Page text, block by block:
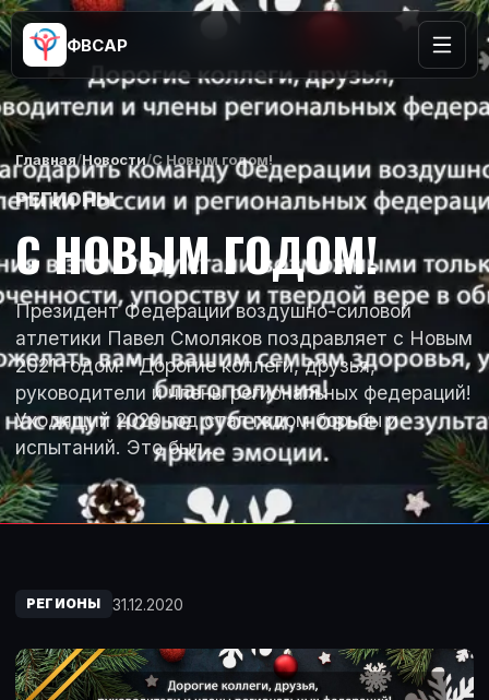
ФВСАР
Главная/Новости/С Новым годом!
РЕГИОНЫ
С НОВЫМ ГОДОМ!
Президент Федерации воздушно-силовой
атлетики Павел Смоляков поздравляет с Новым
2021 годом: “Дорогие коллеги, друзья,
руководители и члены региональных федераций!
Уходящий 2020 год стал годом борьбы и
испытаний. Это был…
РЕГИОНЫ 31.12.2020